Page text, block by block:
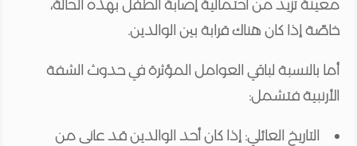
معينة تزيد من احتمالية إصابة الطفل بهذه الحالة،
خاصًة إذا كان هناك قرابة بين الوالدين.
أما بالنسبة لباقي العوامل المؤثرة في حدوث الشفة
الأرنبية فتشمل:
التاريخ العائلي: إذا كان أحد الوالدين قد عانى من